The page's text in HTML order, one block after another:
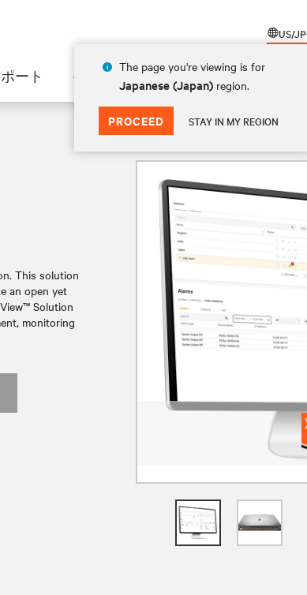
US/JP
The page you're viewing is for
Japanese (Japan) region.
PROCEED STAY IN MY REGION
ート インサイト 会社情報
This solution
an open yet
Solution
monitoring